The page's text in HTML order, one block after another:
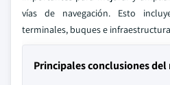
vías de navegación. Esto
terminales, buques e
Principales conclusiones del